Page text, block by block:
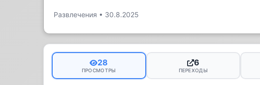
Развлечения • 30.8.2025
28
ПРОСМОТРЫ
6
ПЕРЕХОДЫ